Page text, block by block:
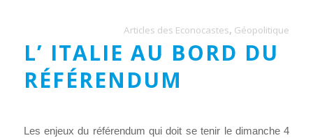
Articles des Econocastes, Géopolitique
L’ ITALIE AU BORD DU
RÉFÉRENDUM
Les enjeux du référendum qui doit se tenir le dimanche 4